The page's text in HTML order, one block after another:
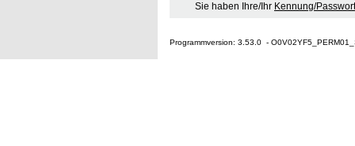
Sie haben Ihre/Ihr Kennung/
Programmversion: 3.53.0 -